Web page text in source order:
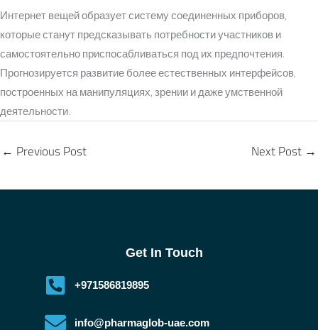
Интернет вещей образует систему соединенных приборов,
которые станут предсказывать потребности участников и
самостоятельно приспосабливаться под их предпочтения.
Прогнозируется развитие более естественных интерфейсов,
построенных на манипуляциях, зрении и даже умственной
деятельности.
← Previous Post Next Post →
Get In Touch
+971586819895
info@pharmaglob-uae.com